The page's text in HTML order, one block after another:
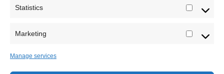
Statistics
Marketing
Manage services
srede u 12h saznajte najnovije vesti iz sveta